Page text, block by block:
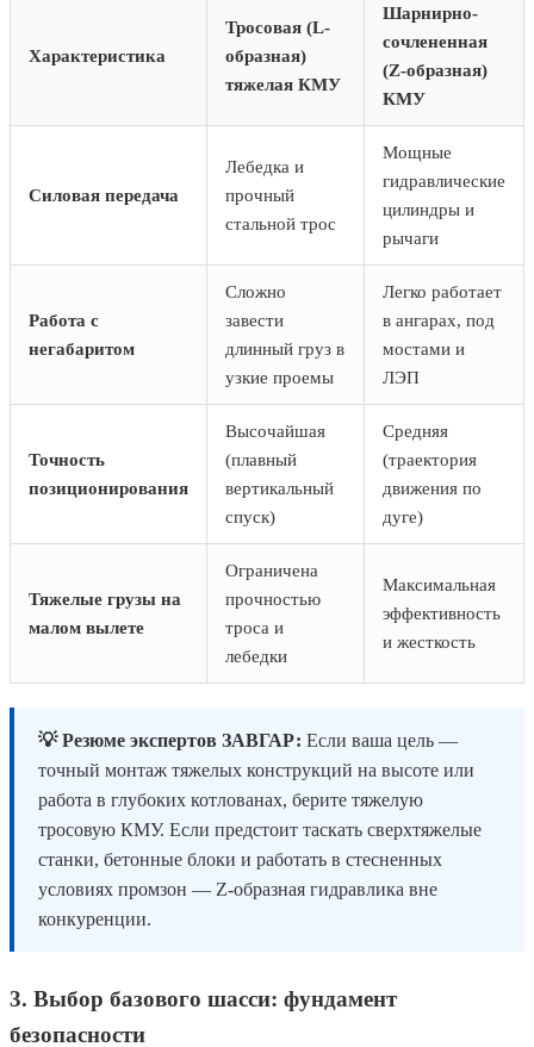
Характеристика
Тросовая (L-
образная)
тяжелая КМУ
Шарнирно-
сочлененная
(Z-образная)
КМУ
Силовая передача
Лебедка и
прочный
стальной трос
Мощные
гидравлические
цилиндры и
рычаги
Работа с
негабаритом
Сложно
завести
длинный груз в
узкие проемы
Легко работает
в ангарах, под
мостами и
ЛЭП
Точность
позиционирования
Высочайшая
(плавный
вертикальный
спуск)
Средняя
(траектория
движения по
дуге)
Тяжелые грузы на
малом вылете
Ограничена
прочностью
троса и
лебедки
Максимальная
эффективность
и жесткость
💡 Резюме экспертов ЗАВГАР: Если ваша цель —
точный монтаж тяжелых конструкций на высоте или
работа в глубоких котлованах, берите тяжелую
тросовую КМУ. Если предстоит таскать сверхтяжелые
станки, бетонные блоки и работать в стесненных
условиях промзон — Z-образная гидравлика вне
конкуренции.
3. Выбор базового шасси: фундамент
безопасности